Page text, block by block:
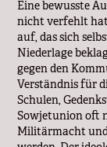
Eine bewusste
nicht verfehlt
auf, das sich
Niederlage
gegen den
Verständnis für
Schulen,
Sowjetunion oft
Militärmacht und